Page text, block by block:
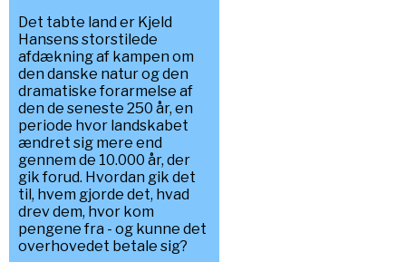
Det tabte land er Kjeld
Hansens storstilede
afdækning af kampen om
den danske natur og den
dramatiske forarmelse af
den de seneste 250 år, en
periode hvor landskabet
ændret sig mere end
gennem de 10.000 år, der
gik forud. Hvordan gik det
til, hvem gjorde det, hvad
drev dem, hvor kom
pengene fra - og kunne det
overhovedet betale sig?